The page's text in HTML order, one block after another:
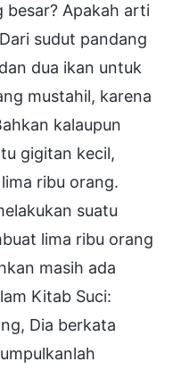
besar? Apakah arti
sudut pandang
dua ikan untuk
mustahil, karena
kalaupun
gigitan kecil,
ribu orang.
suatu
lima ribu orang
masih ada
Kitab Suci:
Dia berkata